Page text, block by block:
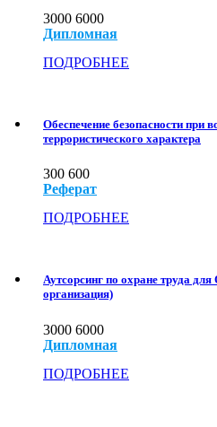
3000 6000
Дипломная
ПОДРОБНЕЕ
Обеспечение безопасности при
террористического характера
300 600
Реферат
ПОДРОБНЕЕ
Аутсорсинг по охране труда
организация)
3000 6000
Дипломная
ПОДРОБНЕЕ